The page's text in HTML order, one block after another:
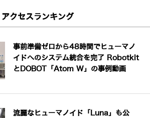
アクセスランキング
事前準備ゼロから48時間でヒューマノ
イドへのシステム統合を完了 Robotkit
とDOBOT「Atom W」の事例動画
流麗なヒューマノイド「Luna」も公